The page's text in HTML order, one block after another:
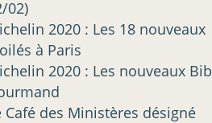
02)
2020 : Les 18 nouveaux
à Paris
2020 : Les nouveaux Bib
Café des Ministères désigné